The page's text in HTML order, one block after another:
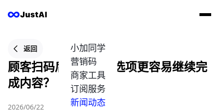
小加同学
营销码
商家工具
订阅服务
新闻动态
返回
顾客扫码后看到哪些选项更容易继续完
成内容？
2026/06/22